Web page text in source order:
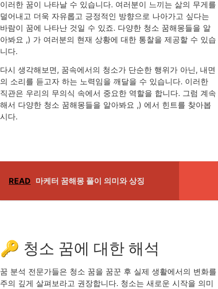
이러한 꿈이 나타날 수 있습니다. 여러분이 느끼는 삶의 무게를
덜어내고 더욱 자유롭고 긍정적인 방향으로 나아가고 싶다는
바람이 꿈에 나타난 것일 수 있죠. 다양한 청소 꿈해몽들을 알
아봐요 ,) 가 여러분의 현재 상황에 대한 통찰을 제공할 수 있습
니다.
다시 생각해보면, 꿈속에서의 청소가 단순한 행위가 아닌, 내면
의 소리를 듣고자 하는 노력임을 깨달을 수 있습니다. 이러한
직관은 우리의 무의식 속에서 중요한 역할을 합니다. 그럼 계속
해서 다양한 청소 꿈해몽들을 알아봐요 ,) 에서 힌트를 찾아봅
시다.
READ 마케터 꿈해몽 풀이 의미와 상징
🔑 청소 꿈에 대한 해석
꿈 분석 전문가들은 청소 꿈을 꿈꾼 후 실제 생활에서의 변화를
주의 깊게 살펴보라고 권장합니다. 청소는 새로운 시작을 의미